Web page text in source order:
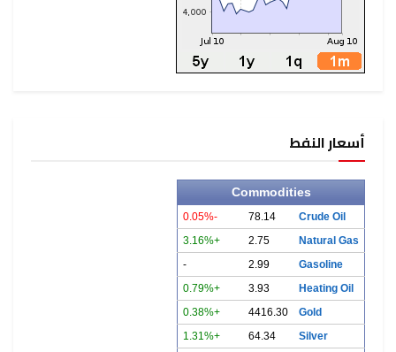
أسعار النفط
Commodities
Crude Oil
78.14
-0.05%
Natural Gas
2.75
+3.16%
Gasoline
2.99
-
Heating Oil
3.93
+0.79%
Gold
4416.30
+0.38%
Silver
64.34
+1.31%